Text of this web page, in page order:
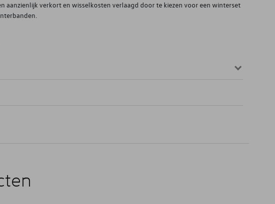
aanzienlijk verkort en wisselkosten verlaagd door te kiezen voor een winterset